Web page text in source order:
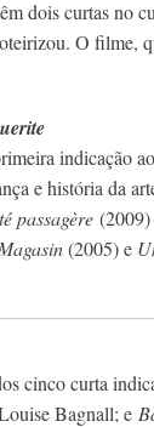
dois curtas no
O filme,
indicação
e história da
passagère (2009)
Magasin(2005) e
cinco curta
Bagnall; e